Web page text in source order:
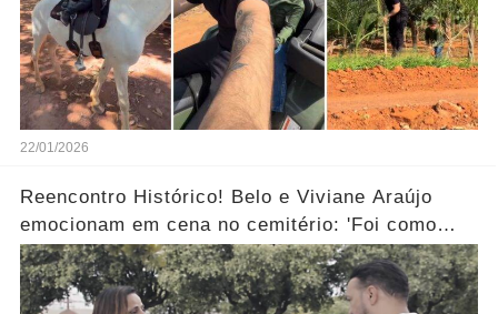
22/01/2026
Reencontro Histórico! Belo e Viviane Araújo
emocionam em cena no cemitério: 'Foi como
reviver nosso passado'... Ver mais